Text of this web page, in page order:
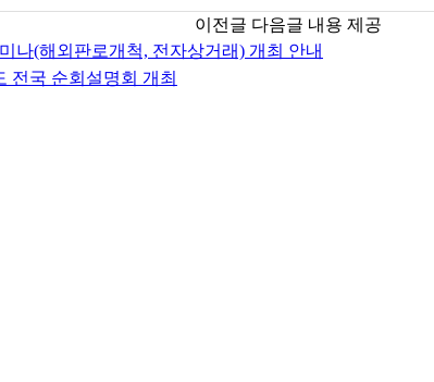
이전글 다음글 내용 제공
나(해외판로개척, 전자상거래) 개최 안내
전국 순회설명회 개최